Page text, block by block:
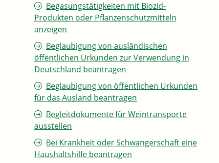
Begasungstätigkeiten mit Biozid-
Produkten oder Pflanzenschutzmitteln
anzeigen
Beglaubigung von ausländischen
öffentlichen Urkunden zur Verwendung in
Deutschland beantragen
Beglaubigung von öffentlichen Urkunden
für das Ausland beantragen
Begleitdokumente für Weintransporte
ausstellen
Bei Krankheit oder Schwangerschaft eine
Haushaltshilfe beantragen